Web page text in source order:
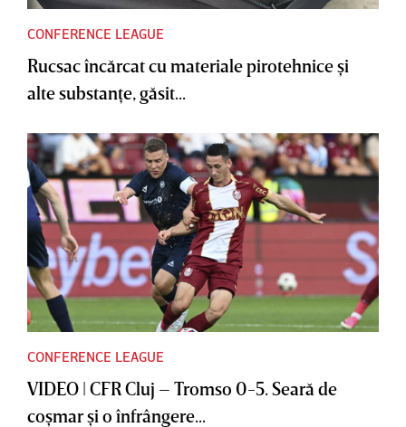
CONFERENCE LEAGUE
Rucsac încărcat cu materiale pirotehnice şi
alte substanţe, găsit...
CONFERENCE LEAGUE
VIDEO | CFR Cluj – Tromso 0-5. Seară de
coşmar şi o înfrângere...